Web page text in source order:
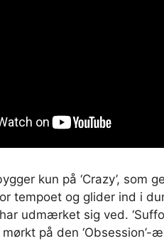
kun på ‘Crazy’,
tempoet og glider ind i
udmærket sig ved.
på den